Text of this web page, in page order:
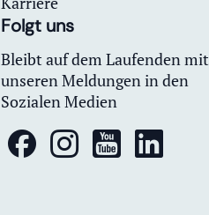
Folgt uns
Bleibt auf dem Laufenden mit
unseren Meldungen in den
Sozialen Medien